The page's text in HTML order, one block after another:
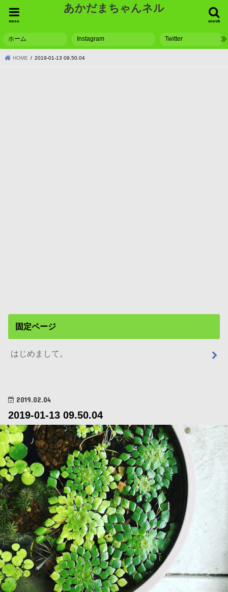
あかだまちゃんネル
search
menu
ホーム Instagram Twitter
HOME 2019-01-13 09.50.04
固定ページ
はじめまして。
2019.02.04
2019-01-13 09.50.04